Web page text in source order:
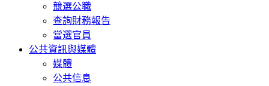
競選公職
查詢財務報告
當選官員
公共資訊與媒體
媒體
公共信息